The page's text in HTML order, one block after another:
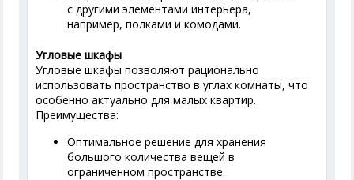
с другими элементами интерьера,
например, полками и комодами.
Угловые шкафы
Угловые шкафы позволяют рационально
использовать пространство в углах комнаты, что
особенно актуально для малых квартир.
Преимущества:
Оптимальное решение для хранения
большого количества вещей в
ограниченном пространстве.